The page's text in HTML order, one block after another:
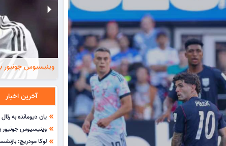
وینیسیوس جونیور
arrow_right
آخرین اخبار
double_arrow یان دیومانده به
double_arrow وینیسیوس جونیور
double_arrow لوکا مودریچ: